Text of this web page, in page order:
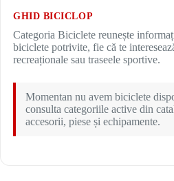
GHID BICICLOP
Categoria Biciclete reunește
biciclete potrivite, fie că te
recreaționale sau traseele sportive.
Momentan nu avem biciclete
consulta categoriile active din
accesorii, piese și echipamente.